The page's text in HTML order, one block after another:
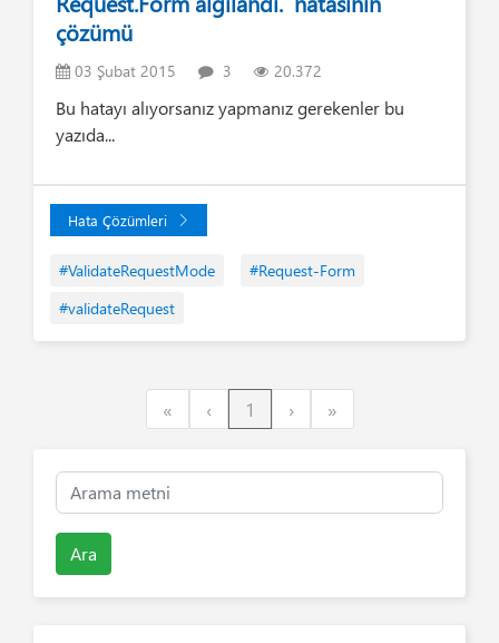
çözümü
03 Şubat 2015 3 20.372
Bu hatayı alıyorsanız yapmanız gerekenler bu
yazıda...
Hata Çözümleri
#ValidateRequestMode
#Request-Form
#validateRequest
«First ‹Previous
1 ›Next»Last
Ara